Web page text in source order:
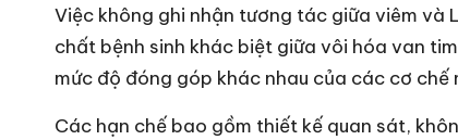
Việc không ghi nhận tương tác giữa viêm
chất bệnh sinh khác biệt giữa vôi hóa van
mức độ đóng góp khác nhau của các cơ
Các hạn chế bao gồm thiết kế quan sát,